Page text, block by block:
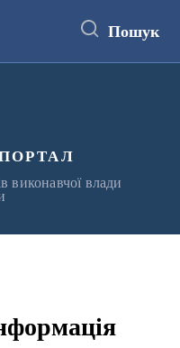
Пошук
виконавчої влади